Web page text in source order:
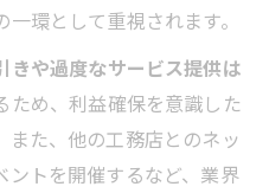
一環として重視されます。
きや過度なサービス提供は
ため、利益確保を意識した
た、他の工務店とのネッ
ントを開催するなど、業界